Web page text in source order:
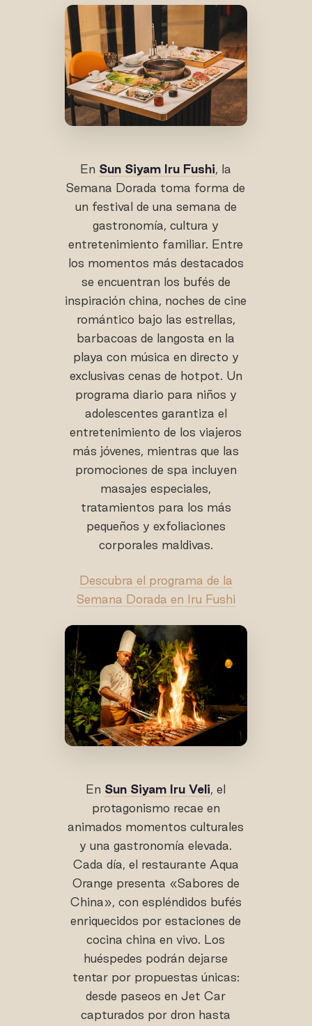
En Sun Siyam Iru Fushi, la
Semana Dorada toma forma de
un festival de una semana de
gastronomía, cultura y
entretenimiento familiar. Entre
los momentos más destacados
se encuentran los bufés de
inspiración china, noches de cine
romántico bajo las estrellas,
barbacoas de langosta en la
playa con música en directo y
exclusivas cenas de hotpot. Un
programa diario para niños y
adolescentes garantiza el
entretenimiento de los viajeros
más jóvenes, mientras que las
promociones de spa incluyen
masajes especiales,
tratamientos para los más
pequeños y exfoliaciones
corporales maldivas.
Descubra el programa de la
Semana Dorada en Iru Fushi
En Sun Siyam Iru Veli, el
protagonismo recae en
animados momentos culturales
y una gastronomía elevada.
Cada día, el restaurante Aqua
Orange presenta «Sabores de
China», con espléndidos bufés
enriquecidos por estaciones de
cocina china en vivo. Los
huéspedes podrán dejarse
tentar por propuestas únicas:
desde paseos en Jet Car
capturados por dron hasta